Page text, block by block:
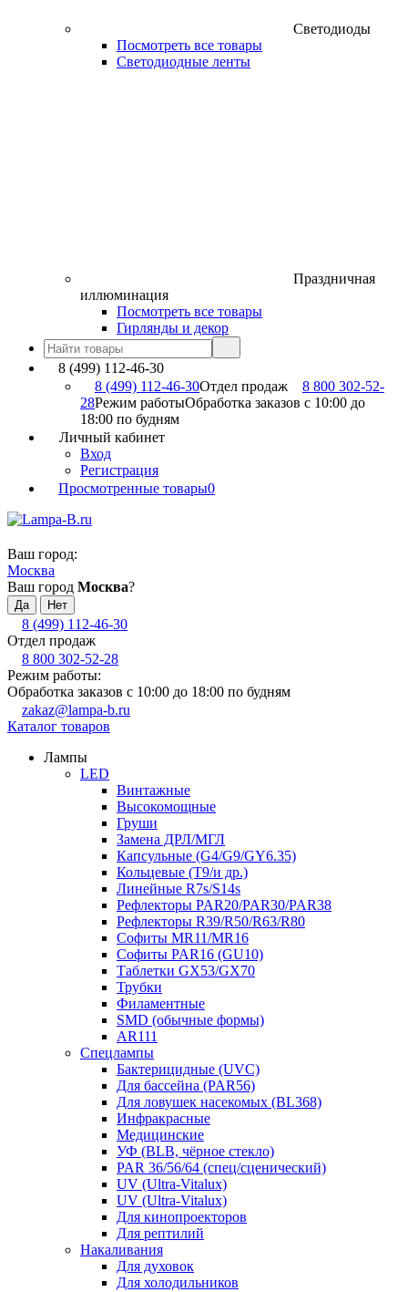
Светодиоды
Посмотреть все товары
Светодиодные ленты
Праздничная
иллюминация
Посмотреть все товары
Гирлянды и декор
8 (499) 112-46-30
8 (499) 112-46-30Отдел продаж
8 800 302-52-
28Режим работыОбработка заказов с 10:00 до
18:00 по будням
Личный кабинет
Вход
Регистрация
Просмотренные товары0
Ваш город:
Москва
Ваш город Москва?
8 (499) 112-46-30
Отдел продаж
8 800 302-52-28
Режим работы:
Обработка заказов с 10:00 до 18:00 по будням
zakaz@lampa-b.ru
Каталог товаров
Лампы
LED
Винтажные
Высокомощные
Груши
Замена ДРЛ/МГЛ
Капсульные (G4/G9/GY6.35)
Кольцевые (T9/и др.)
Линейные R7s/S14s
Рефлекторы PAR20/PAR30/PAR38
Рефлекторы R39/R50/R63/R80
Софиты MR11/MR16
Софиты PAR16 (GU10)
Таблетки GX53/GX70
Трубки
Филаментные
SMD (обычные формы)
AR111
Спецлампы
Бактерицидные (UVC)
Для бассейна (PAR56)
Для ловушек насекомых (BL368)
Инфракрасные
Медицинские
УФ (BLB, чёрное стекло)
PAR 36/56/64 (спец/сценический)
UV (Ultra‑Vitalux)
UV (Ultra-Vitalux)
Для кинопроекторов
Для рептилий
Накаливания
Для духовок
Для холодильников